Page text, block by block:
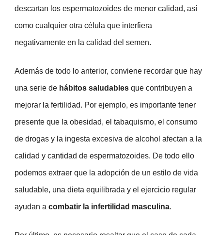
descartan los espermatozoides de menor calidad, así
como cualquier otra célula que interfiera
negativamente en la calidad del semen.
Además de todo lo anterior, conviene recordar que hay
una serie de hábitos saludables que contribuyen a
mejorar la fertilidad. Por ejemplo, es importante tener
presente que la obesidad, el tabaquismo, el consumo
de drogas y la ingesta excesiva de alcohol afectan a la
calidad y cantidad de espermatozoides. De todo ello
podemos extraer que la adopción de un estilo de vida
saludable, una dieta equilibrada y el ejercicio regular
ayudan a combatir la infertilidad masculina.